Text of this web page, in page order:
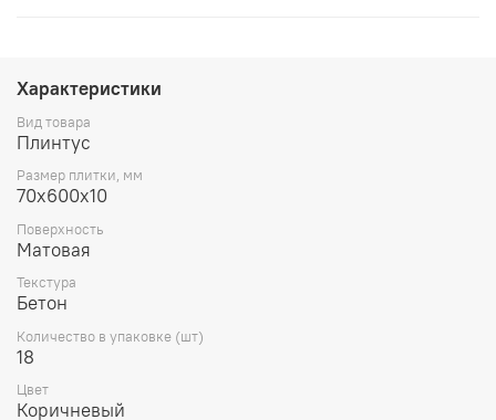
Характеристики
Вид товара
Плинтус
Размер плитки, мм
70х600х10
Поверхность
Матовая
Текстура
Бетон
Количество в упаковке (шт)
18
Цвет
Коричневый